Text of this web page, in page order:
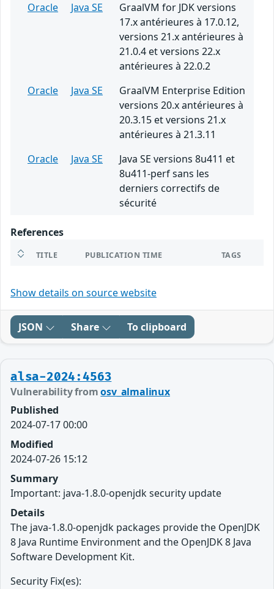
Oracle
Java SE
GraalVM for JDK versions
17.x antérieures à 17.0.12,
versions 21.x antérieures à
21.0.4 et versions 22.x
antérieures à 22.0.2
Oracle
Java SE
GraalVM Enterprise Edition
versions 20.x antérieures à
20.3.15 et versions 21.x
antérieures à 21.3.11
Oracle
Java SE
Java SE versions 8u411 et
8u411-perf sans les
derniers correctifs de
sécurité
References
TITLE PUBLICATION TIME TAGS
Show details on source website
JSON Share To clipboard
alsa-2024:4563
Vulnerability fromosv_almalinux
Published
2024-07-17 00:00
Modified
2024-07-26 15:12
Summary
Important: java-1.8.0-openjdk security update
Details
The java-1.8.0-openjdk packages provide the OpenJDK
8 Java Runtime Environment and the OpenJDK 8 Java
Software Development Kit.
Security Fix(es):